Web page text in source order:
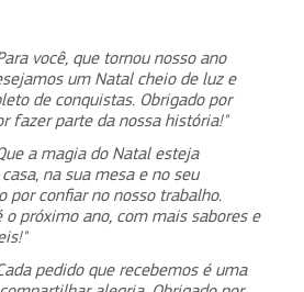
você, que tornou nosso ano
um Natal cheio de luz e
de conquistas. Obrigado por
fazer parte da nossa história!"
a magia do Natal esteja
na sua mesa e no seu
por confiar no nosso trabalho.
o próximo ano, com mais sabores e
pedido que recebemos é uma